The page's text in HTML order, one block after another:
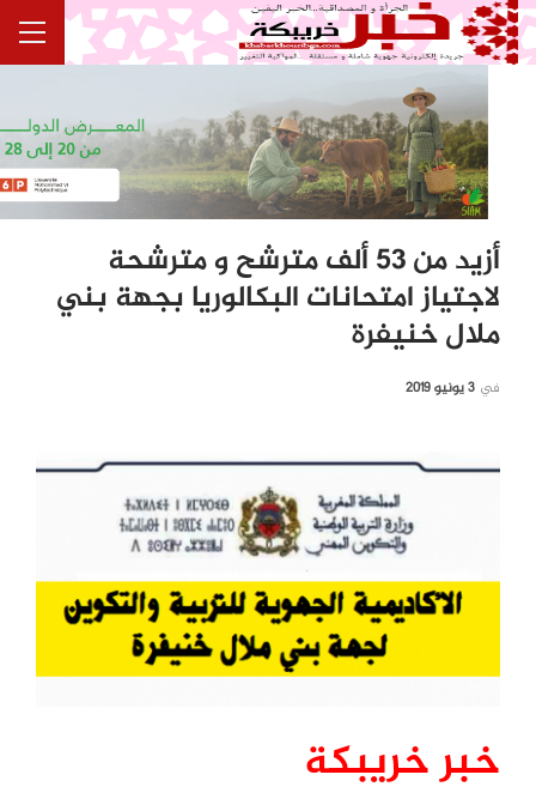
أزيد من 53 ألف مترشح و مترشحة
لاجتياز امتحانات البكالوريا بجهة بني
ملال خنيفرة
في 3 يونيو 2019
خبر خريبكة